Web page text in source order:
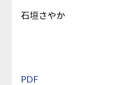
石垣さやか
PDF